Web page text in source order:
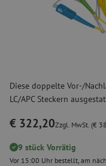
Diese doppelte Vor-/
LC/APC Steckern
€ 322,20Zzgl. MwSt. (€
9 stück Vorrätig
Vor 15:00 Uhr bestellt, am